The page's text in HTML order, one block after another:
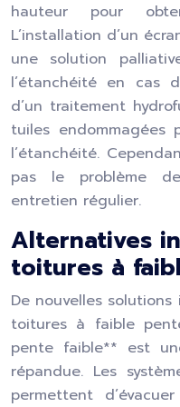
hauteur pour
L’installation d’un
une solution
l’étanchéité en cas
d’un traitement
tuiles endommagées
l’étanchéité.
pas le problème
entretien régulier.
Alternatives
toitures à
De nouvelles
toitures à faible
pente faible** est
répandue. Les
permettent